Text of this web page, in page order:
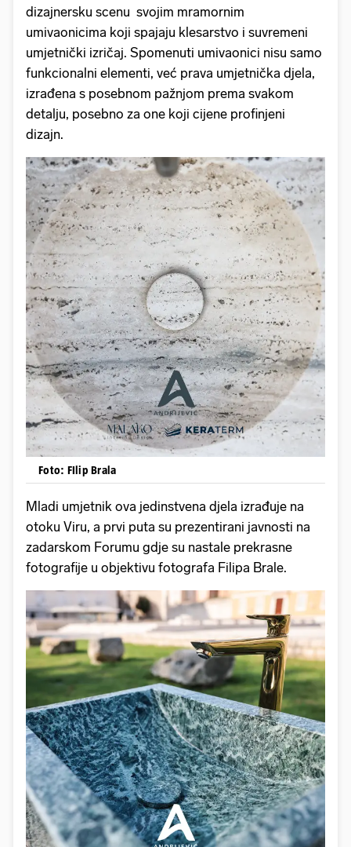
dizajnersku scenu svojim mramornim
umivaonicima koji spajaju klesarstvo i suvremeni
umjetnički izričaj. Spomenuti umivaonici nisu samo
funkcionalni elementi, već prava umjetnička djela,
izrađena s posebnom pažnjom prema svakom
detalju, posebno za one koji cijene profinjeni
dizajn.
Foto: FIlip Brala
Mladi umjetnik ova jedinstvena djela izrađuje na
otoku Viru, a prvi puta su prezentirani javnosti na
zadarskom Forumu gdje su nastale prekrasne
fotografije u objektivu fotografa Filipa Brale.